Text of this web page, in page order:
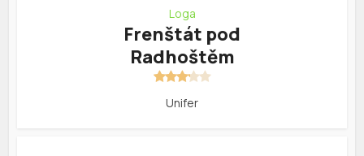
Loga
Frenštát pod
Radhoštěm
Unifer